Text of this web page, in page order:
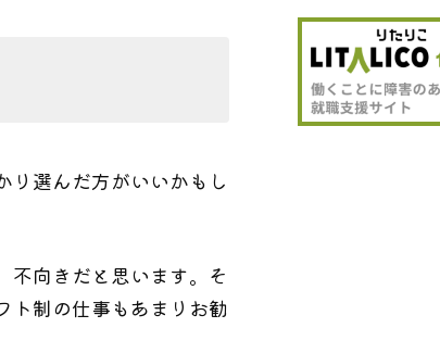
り選んだ方がいいかもし
不向きだと思います。そ
ト制の仕事もあまりお勧